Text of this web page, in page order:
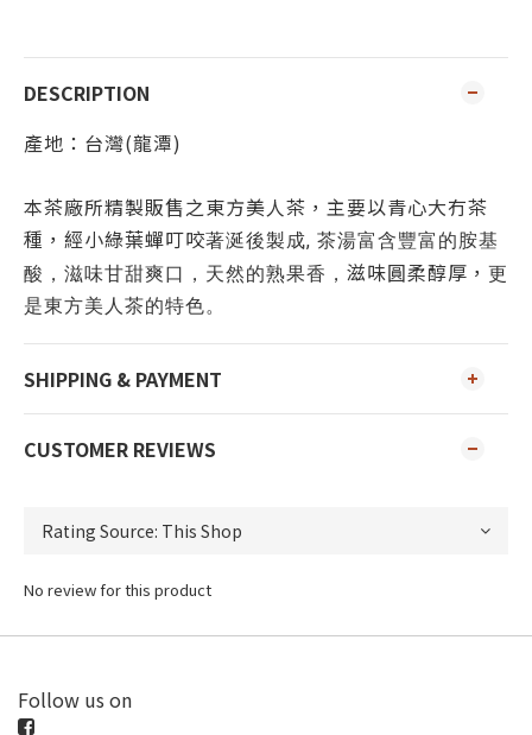
DESCRIPTION
產地：台灣(龍潭)
本茶廠所精製販售之東方美人茶，主要以青心大冇茶
種，經小綠葉蟬叮咬著涎後製成, 茶湯富含豐富的胺基
酸，滋味甘甜爽口，天然的熟果香， 滋味圓柔醇厚， 更
是東方美人茶的特色。
SHIPPING & PAYMENT
CUSTOMER REVIEWS
No review for this product
Follow us on